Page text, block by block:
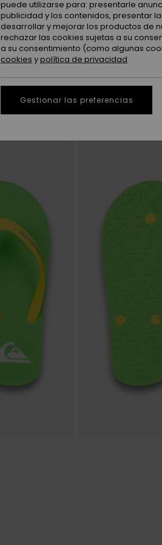
puede utilizarse para: presentarle
publicidad y los contenidos, presentar
desarrollar y mejorar los productos de
rechazar las cookies sujetas a su
a su consentimiento (como algunas
cookies ypolítica de privacidad
Gestionar las preferencias